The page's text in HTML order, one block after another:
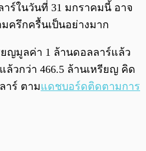
าร์ในวันที่ 31 มกราคมนี้ อาจ
ครึกครื้นเป็นอย่างมาก
ยญมูลค่า 1 ล้านดอลลาร์แล้ว
ล้วกว่า 466.5 ล้านเหรียญ คิด
าร์ ตามแดชบอร์ดติดตามการ